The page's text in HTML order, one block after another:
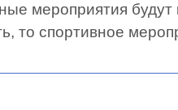
мероприятия
то спортивное